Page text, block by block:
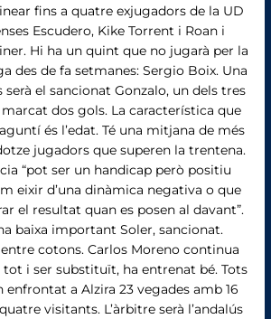
fins a quatre exjugadors de la UD
Escudero, Kike Torrent i Roan i
Hi ha un quint que no jugarà per la
des de fa setmanes: Sergio Boix. Una
serà el sancionat Gonzalo, un dels tres
dos gols. La característica que
és l’edat. Té una mitjana de més
jugadors que superen la trentena.
“pot ser un handicap però positiu
eixir d’una dinàmica negativa o que
el resultat quan es posen al davant”.
baixa important Soler, sancionat.
cotons. Carlos Moreno continua
i ser substituït, ha entrenat bé. Tots
enfrontat a Alzira 23 vegades amb 16
visitants. L’àrbitre serà l’andalús